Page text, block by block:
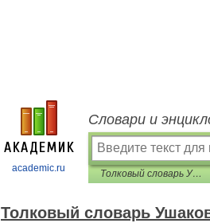
academic.ru
Словари и
Толковый словарь Ушакова
Толковый словарь